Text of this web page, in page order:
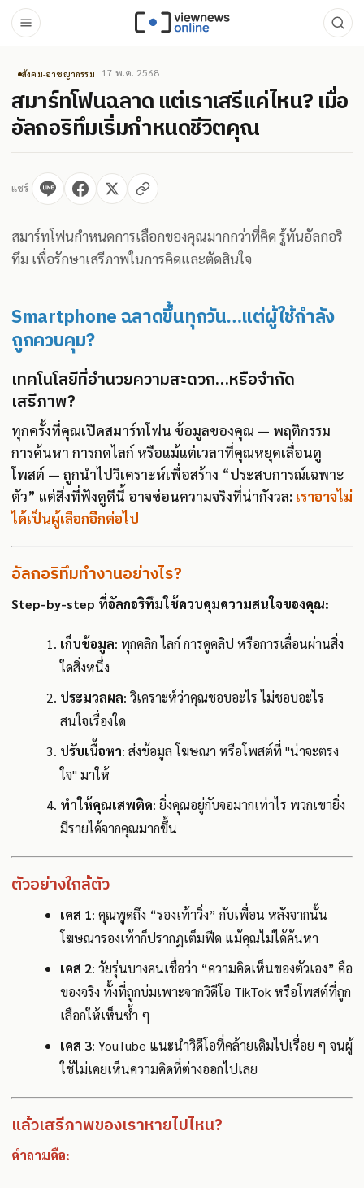
สังคม-อาชญากรรม 17 พ.ค. 2568
สมาร์ทโฟนฉลาด แต่เราเสรีแค่ไหน? เมื่อ
อัลกอริทึมเริ่มกำหนดชีวิตคุณ
แชร์
สมาร์ทโฟนกำหนดการเลือกของคุณมากกว่าที่คิด รู้ทันอัลกอริ
ทึม เพื่อรักษาเสรีภาพในการคิดและตัดสินใจ
Smartphone ฉลาดขึ้นทุกวัน…แต่ผู้ใช้กำลัง
ถูกควบคุม?
เทคโนโลยีที่อำนวยความสะดวก…หรือจำกัด
เสรีภาพ?
ทุกครั้งที่คุณเปิดสมาร์ทโฟน ข้อมูลของคุณ — พฤติกรรม
การค้นหา การกดไลก์ หรือแม้แต่เวลาที่คุณหยุดเลื่อนดู
โพสต์ — ถูกนำไปวิเคราะห์เพื่อสร้าง “ประสบการณ์เฉพาะ
ตัว” แต่สิ่งที่ฟังดูดีนี้ อาจซ่อนความจริงที่น่ากังวล: เราอาจไม่
ได้เป็นผู้เลือกอีกต่อไป
อัลกอริทึมทำงานอย่างไร?
Step-by-step ที่อัลกอริทึมใช้ควบคุมความสนใจของคุณ:
เก็บข้อมูล: ทุกคลิก ไลก์ การดูคลิป หรือการเลื่อนผ่านสิ่ง
ใดสิ่งหนึ่ง
ประมวลผล: วิเคราะห์ว่าคุณชอบอะไร ไม่ชอบอะไร
สนใจเรื่องใด
ปรับเนื้อหา: ส่งข้อมูล โฆษณา หรือโพสต์ที่ "น่าจะตรง
ใจ" มาให้
ทำให้คุณเสพติด: ยิ่งคุณอยู่กับจอมากเท่าไร พวกเขายิ่ง
มีรายได้จากคุณมากขึ้น
ตัวอย่างใกล้ตัว
เคส 1: คุณพูดถึง “รองเท้าวิ่ง” กับเพื่อน หลังจากนั้น
โฆษณารองเท้าก็ปรากฏเต็มฟีด แม้คุณไม่ได้ค้นหา
เคส 2: วัยรุ่นบางคนเชื่อว่า “ความคิดเห็นของตัวเอง” คือ
ของจริง ทั้งที่ถูกบ่มเพาะจากวิดีโอ TikTok หรือโพสต์ที่ถูก
เลือกให้เห็นซ้ำ ๆ
เคส 3: YouTube แนะนำวิดีโอที่คล้ายเดิมไปเรื่อย ๆ จนผู้
ใช้ไม่เคยเห็นความคิดที่ต่างออกไปเลย
แล้วเสรีภาพของเราหายไปไหน?
คำถามคือ: